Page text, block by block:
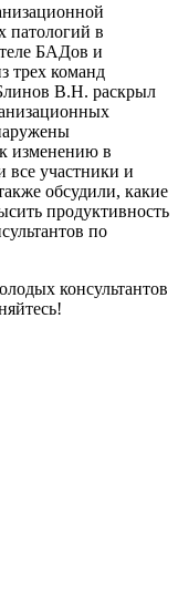
патологий в
БАДов и
трех команд
В.Н. раскрыл
изменению в
все участники и
обсудили, какие
продуктивность
по
консультантов